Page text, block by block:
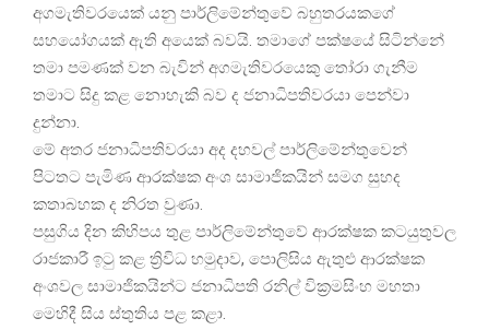
අගමැතිවරයෙක් යනු පාර්ලිමේන්තුවේ බහුතරයකගේ
සහයෝගයක් ඇති අයෙක් බවයි. තමාගේ පක්ෂයේ සිටින්නේ
තමා පමණක් වන බැවින් අගමැතිවරයෙකු තෝරා ගැනීම
තමාට සිදු කළ නොහැකි බව ද ජනාධිපතිවරයා පෙන්වා
දුන්නා.
මේ අතර ජනාධිපතිවරයා අද දහවල් පාර්ලිමේන්තුවෙන්
පිටතට පැමිණ ආරක්ෂක අංශ සාමාජිකයින් සමග සුහද
කතාබහක ද නිරත වුණා.
පසුගිය දින කිහිපය තුළ පාර්ලිමේන්තුවේ ආරක්ෂක කටයුතුවල
රාජකාරී ඉටු කළ ත්‍රිවිධ හමුදාව, පොලිසිය ඇතුළු ආරක්ෂක
අංශවල සාමාජිකයින්ට ජනාධිපති රනිල් වික්‍රමසිංහ මහතා
මෙහිදී සිය ස්තුතිය පළ කළා.